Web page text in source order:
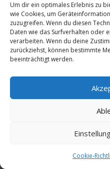
Um dir ein optimales Erlebnis zu
wie Cookies, um
zuzugreifen. Wenn du diesen
Daten wie das Surfverhalten oder
verarbeiten. Wenn du deine
zurückziehst, können bestimmte
beeinträchtigt werden.
Cookie-
Erstellungsdatum
Zuletzt aktualisiert